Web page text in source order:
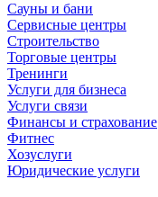
Сауны и бани
Сервисные центры
Строительство
Торговые центры
Тренинги
Услуги для бизнеса
Услуги связи
Финансы и страхование
Фитнес
Хозуслуги
Юридические услуги